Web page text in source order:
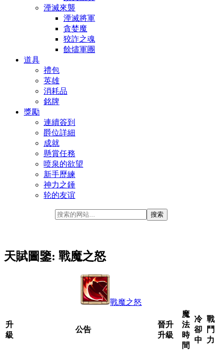
湮滅來襲
湮滅將軍
貪婪魔
狡詐之魂
餘燼軍團
道具
禮包
英雄
消耗品
銘牌
獎勵
連續簽到
爵位詳細
成就
懸賞任務
喷泉的欲望
新手歷練
神力之錘
轮的友谊
天賦圖鑒: 戰魔之怒
戰魔之怒
升
級
公告
晉升
升級
魔
法
時
間
冷
卻
中
戰
鬥
力